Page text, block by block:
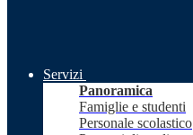
Servizi
Panoramica
Famiglie e studenti
Personale scolastico